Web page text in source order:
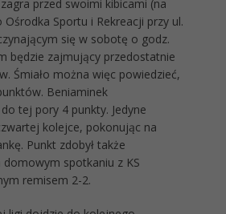
przed swoimi kibicami (na
Sportu i Rekreacji przy ul.
się w sobotę o godz.
będzie zajmujący przedostatnie
Śmiało można więc powiedzieć,
Beniaminek
tej pory 4 punkty. Jedyne
kolejce, pokonując na
Punkt zdobył także
spotkaniu z KS
remisem 2-2.